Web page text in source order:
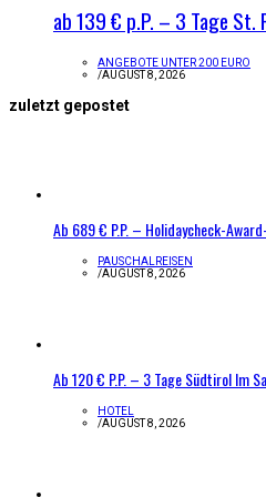
ab 139 € p.P. – 3 Tage St.
ANGEBOTE UNTER 200 EURO
/AUGUST 8, 2026
zuletzt gepostet
Ab 689 € P.P. – Holidaycheck-
PAUSCHALREISEN
/AUGUST 8, 2026
Ab 120 € P.P. – 3 Tage Südtirol Im
HOTEL
/AUGUST 8, 2026